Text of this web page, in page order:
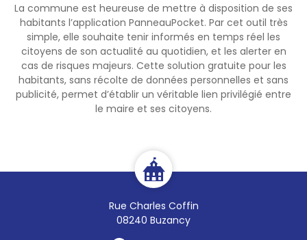
La commune est heureuse de mettre à disposition de ses
habitants l’application PanneauPocket. Par cet outil très
simple, elle souhaite tenir informés en temps réel les
citoyens de son actualité au quotidien, et les alerter en
cas de risques majeurs. Cette solution gratuite pour les
habitants, sans récolte de données personnelles et sans
publicité, permet d’établir un véritable lien privilégié entre
le maire et ses citoyens.
Rue Charles Coffin
08240 Buzancy